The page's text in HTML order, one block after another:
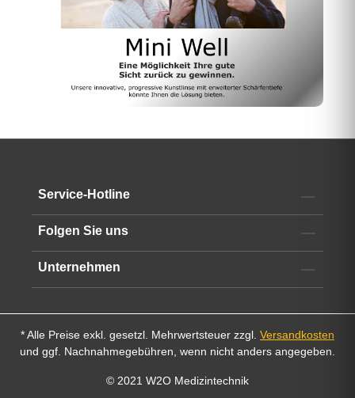
Service-Hotline
Folgen Sie uns
Unternehmen
* Alle Preise exkl. gesetzl. Mehrwertsteuer zzgl. Versandkosten
und ggf. Nachnahmegebühren, wenn nicht anders angegeben.
© 2021 W2O Medizintechnik